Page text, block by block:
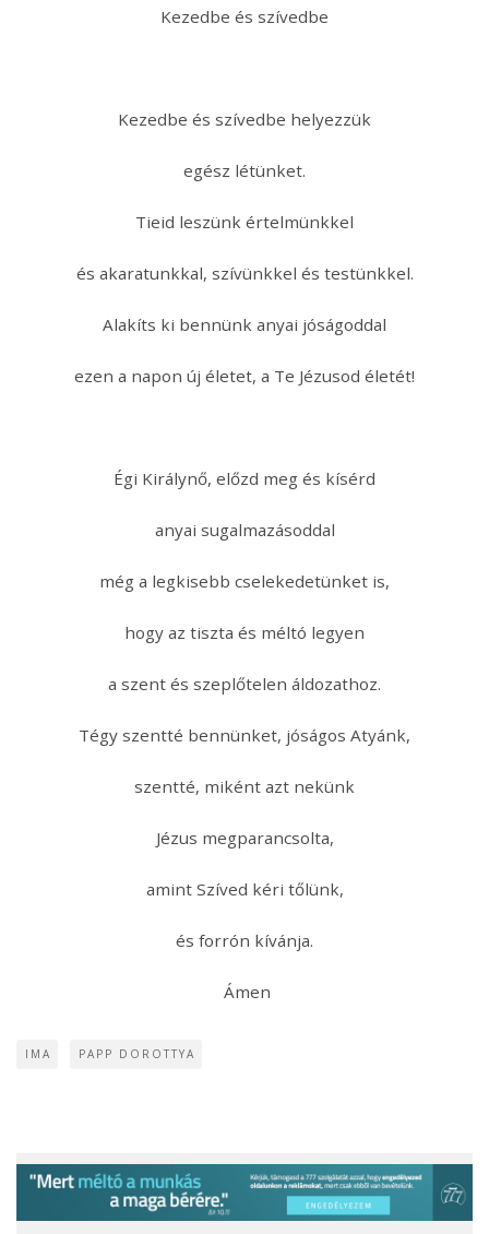
Kezedbe és szívedbe
Kezedbe és szívedbe helyezzük
egész létünket.
Tieid leszünk értelmünkkel
és akaratunkkal, szívünkkel és testünkkel.
Alakíts ki bennünk anyai jóságoddal
ezen a napon új életet, a Te Jézusod életét!
Égi Királynő, előzd meg és kísérd
anyai sugalmazásoddal
még a legkisebb cselekedetünket is,
hogy az tiszta és méltó legyen
a szent és szeplőtelen áldozathoz.
Tégy szentté bennünket, jóságos Atyánk,
szentté, miként azt nekünk
Jézus megparancsolta,
amint Szíved kéri tőlünk,
és forrón kívánja.
Ámen
IMA PAPP DOROTTYA